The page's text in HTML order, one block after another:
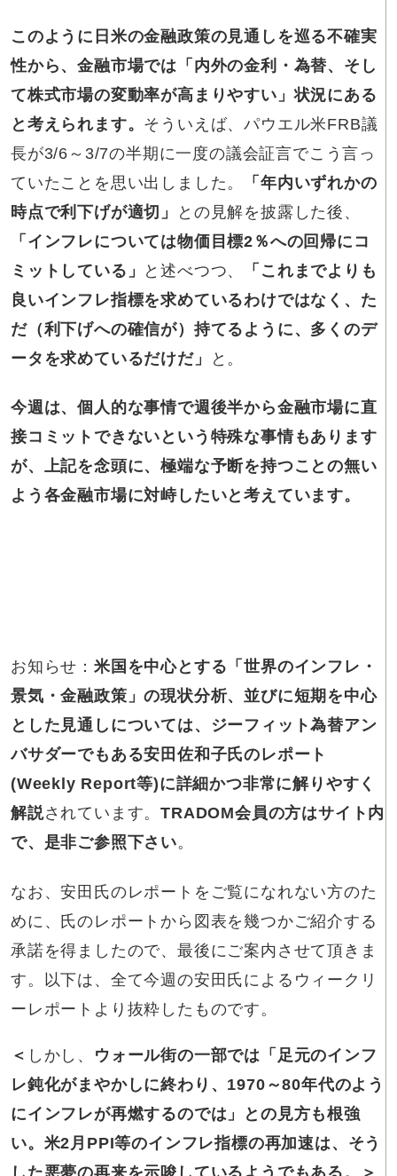
このように日米の金融政策の見通しを巡る不確実
性から、金融市場では「内外の金利・為替、そし
て株式市場の変動率が高まりやすい」状況にある
と考えられます。 そういえば、パウエル米FRB議
長が3/6～3/7の半期に一度の議会証言でこう言っ
ていたことを思い出しました。
「年内いずれかの
時点で利下げが適切」
との見解を披露した後、
「インフレについては物価目標2％への回帰にコ
ミットしている」
と述べつつ、
「これまでよりも
良いインフレ指標を求めているわけではなく、た
だ（利下げへの確信が）持てるように、多くのデ
ータを求めているだけだ」
と。
今週は、個人的な事情で週後半から金融市場に直
接コミットできないという特殊な事情もあります
が、上記を念頭に、極端な予断を持つことの無い
よう各金融市場に対峙したいと考えています。
お知らせ： 米国を中心とする「世界のインフレ・
景気・金融政策」の現状分析、並びに短期を中心
とした見通しについては、ジーフィット為替アン
バサダーでもある安田佐和子氏のレポート
(Weekly Report等)に詳細かつ非常に解りやすく
解説されています。TRADOM会員の方はサイト内
で、是非ご参照下さい。
なお、安田氏のレポートをご覧になれない方のた
めに、氏のレポートから図表を幾つかご紹介する
承諾を得ましたので、最後にご案内させて頂きま
す。以下は、全て今週の安田氏によるウィークリ
ーレポートより抜粋したものです。
＜ しかし、 ウォール街の一部では「足元のインフ
レ鈍化がまやかしに終わり、1970～80年代のよう
にインフレが再燃するのでは」との見方も根強
い。米2月PPI等のインフレ指標の再加速は、そう